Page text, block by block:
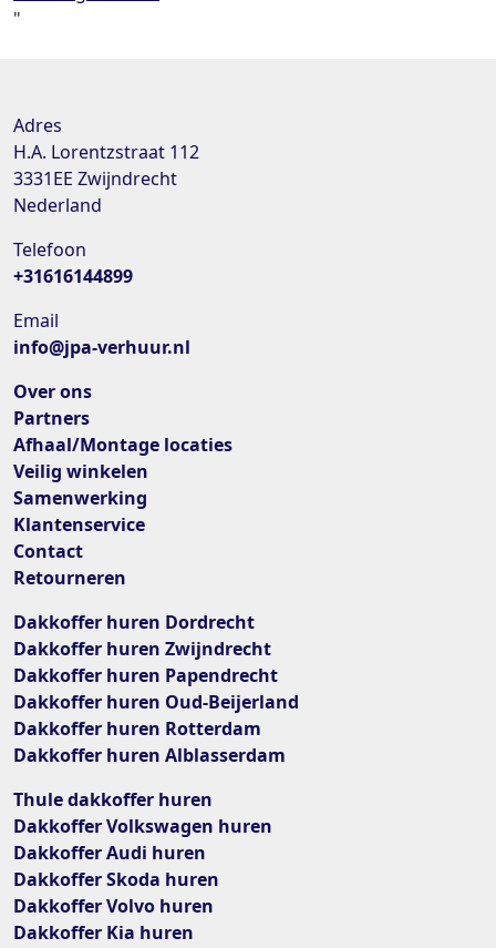
"
Adres
H.A. Lorentzstraat 112
3331EE Zwijndrecht
Nederland
Telefoon
+31616144899
Email
info@jpa-verhuur.nl
Over ons
Partners
Afhaal/Montage locaties
Veilig winkelen
Samenwerking
Klantenservice
Contact
Retourneren
Dakkoffer huren Dordrecht
Dakkoffer huren Zwijndrecht
Dakkoffer huren Papendrecht
Dakkoffer huren Oud-Beijerland
Dakkoffer huren Rotterdam
Dakkoffer huren Alblasserdam
Thule dakkoffer huren
Dakkoffer Volkswagen huren
Dakkoffer Audi huren
Dakkoffer Skoda huren
Dakkoffer Volvo huren
Dakkoffer Kia huren